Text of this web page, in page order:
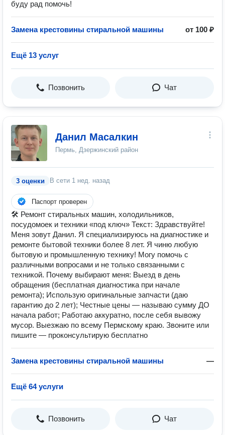
буду рад помочь!
Замена крестовины стиральной машины от 100 ₽
Ещё 13 услуг
Позвонить Чат
Данил Масалкин
Пермь, Дзержинский район
3 оценки В сети 1 нед. назад
Паспорт проверен
🛠 Ремонт стиральных машин, холодильников,
посудомоек и техники «под ключ» Текст: Здравствуйте!
Меня зовут Данил. Я специализируюсь на диагностике и
ремонте бытовой техники более 8 лет. Я чиню любую
бытовую и промышленную технику! Могу помочь с
различными вопросами и не только связанными с
техникой. Почему выбирают меня: Выезд в день
обращения (бесплатная диагностика при начале
ремонта); Использую оригинальные запчасти (даю
гарантию до 2 лет); Честные цены — называю сумму ДО
начала работ; Работаю аккуратно, после себя вывожу
мусор. Выезжаю по всему Пермскому краю. Звоните или
пишите — проконсультирую бесплатно
Замена крестовины стиральной машины —
Ещё 64 услуги
Позвонить Чат